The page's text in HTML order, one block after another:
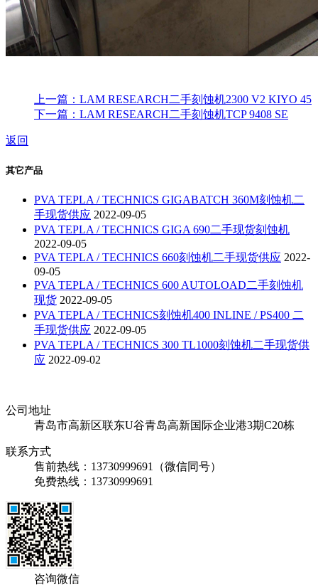
上一篇：LAM RESEARCH二手刻蚀机2300 V2 KIYO 45
下一篇：LAM RESEARCH二手刻蚀机TCP 9408 SE
返回
其它产品
PVA TEPLA / TECHNICS GIGABATCH 360M刻蚀机二
手现货供应 2022-09-05
PVA TEPLA / TECHNICS GIGA 690二手现货刻蚀机
2022-09-05
PVA TEPLA / TECHNICS 660刻蚀机二手现货供应 2022-
09-05
PVA TEPLA / TECHNICS 600 AUTOLOAD二手刻蚀机
现货 2022-09-05
PVA TEPLA / TECHNICS刻蚀机400 INLINE / PS400 二
手现货供应 2022-09-05
PVA TEPLA / TECHNICS 300 TL1000刻蚀机二手现货供
应 2022-09-02
公司地址
青岛市高新区联东U谷青岛高新国际企业港3期C20栋
联系方式
售前热线：13730999691（微信同号）
免费热线：13730999691
咨询微信